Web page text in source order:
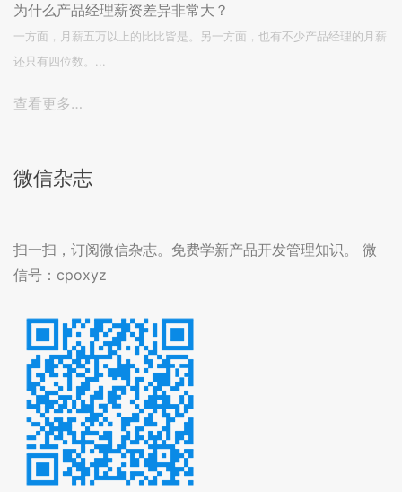
为什么产品经理薪资差异非常大？
一方面，月薪五万以上的比比皆是。另一方面，也有不少产品经理的月薪
还只有四位数。...
查看更多…
微信杂志
扫一扫，订阅微信杂志。免费学新产品开发管理知识。 微
信号：cpoxyz